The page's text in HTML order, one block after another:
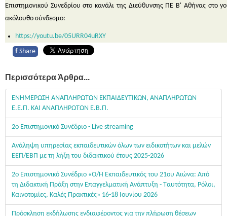
Επιστημονικού Συνεδρίου στο κανάλι της Διεύθυνσης ΠΕ Β' Αθήνας στο
ακόλουθο σύνδεσμο:
https://youtu.be/05URR04uRXY
f Share
Περισσότερα Άρθρα...
ΕΝΗΜΕΡΩΣΗ ΑΝΑΠΛΗΡΩΤΩΝ ΕΚΠΑΙΔΕΥΤΙΚΩΝ, ΑΝΑΠΛΗΡΩΤΩΝ
Ε.Ε.Π. ΚΑΙ ΑΝΑΠΛΗΡΩΤΩΝ Ε.Β.Π.
2ο Επιστημονικό Συνέδριο - Live streaming
Ανάληψη υπηρεσίας εκπαιδευτικών όλων των ειδικοτήτων και μελών
ΕΕΠ/ΕΒΠ με τη λήξη του διδακτικού έτους 2025-2026
2ο Επιστημονικό Συνέδριο «Ο/Η Εκπαιδευτικός του 21ου Αιώνα: Από
τη Διδακτική Πράξη στην Επαγγελματική Ανάπτυξη - Ταυτότητα, Ρόλοι,
Καινοτομίες, Καλές Πρακτικές» 16-18 Ιουνίου 2026
Πρόσκληση εκδήλωσης ενδιαφέροντος για την πλήρωση θέσεων